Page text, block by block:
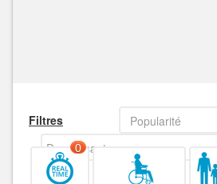
Filtres
Popularité
Decroissant
0